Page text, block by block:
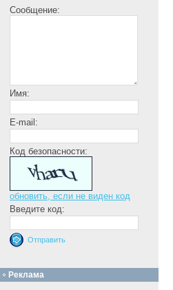
Сообщение:
Имя:
E-mail:
Код безопасности:
обновить, если не виден код
Введите код:
Реклама